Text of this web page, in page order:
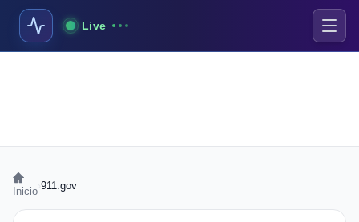
Live
Inicio 911.gov